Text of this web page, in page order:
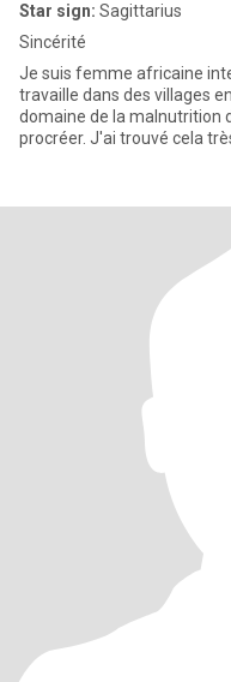
Star sign: Sagittarius
Sincérité
Je suis femme africaine
travaille dans des villages
domaine de la malnutrition
procréer. J'ai trouvé cela